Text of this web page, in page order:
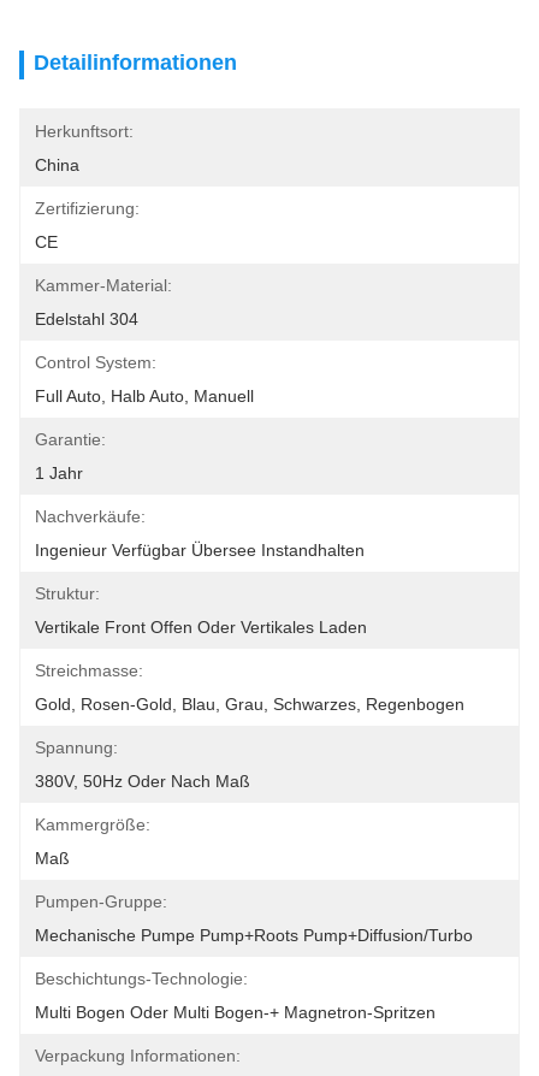
Detailinformationen
Herkunftsort:
China
Zertifizierung:
CE
Kammer-Material:
Edelstahl 304
Control System:
Full Auto, Halb Auto, Manuell
Garantie:
1 Jahr
Nachverkäufe:
Ingenieur Verfügbar Übersee Instandhalten
Struktur:
Vertikale Front Offen Oder Vertikales Laden
Streichmasse:
Gold, Rosen-Gold, Blau, Grau, Schwarzes, Regenbogen
Spannung:
380V, 50Hz Oder Nach Maß
Kammergröße:
Maß
Pumpen-Gruppe:
Mechanische Pumpe Pump+Roots Pump+Diffusion/Turbo
Beschichtungs-Technologie:
Multi Bogen Oder Multi Bogen-+ Magnetron-Spritzen
Verpackung Informationen: